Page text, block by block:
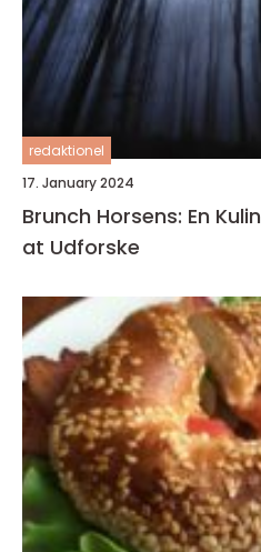
redaktionel
17. January 2024
Brunch Horsens: En
at Udforske